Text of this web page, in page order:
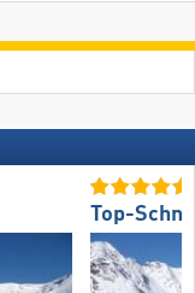
Top-